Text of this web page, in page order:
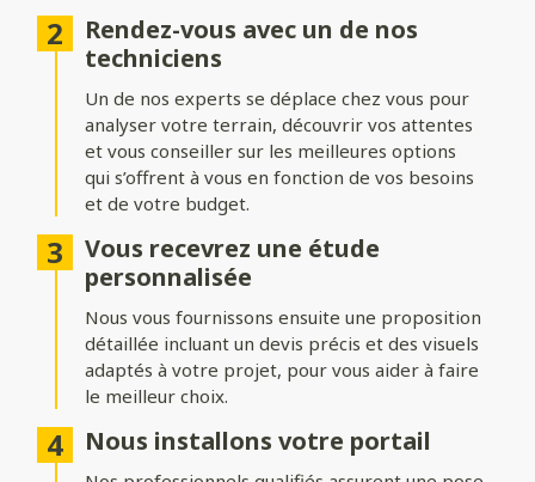
Ajoutez du style à votre entrée avec différentes formes de
portails :
dynamique.
Bombé ou bombé inversé: des courbes élégantes pour un
effet plus traditionnel.
Chapeau de gendarme ou chapeau de gendarme inversé
: une touche classique et raffinée.
Occultation
Adaptez le niveau d’intimité et d’aération de votre portail :
Portail plein: : pour une intimité maximale et une protection
Portail semi-ajouré
Rendez-vous avec un de nos
techniciens
Un de nos experts se déplace chez vous pour
analyser votre terrain, découvrir vos attentes
et vous conseiller sur les meilleures options
qui s’offrent à vous en fonction de vos besoins
et de votre budget.
Vous recevrez une étude
personnalisée
Nous vous fournissons ensuite une proposition
détaillée incluant un devis précis et des visuels
adaptés à votre projet, pour vous aider à faire
le meilleur choix.
Nous installons votre portail